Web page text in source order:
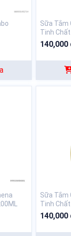
Sữa Tắm
Tinh
1200ml
140,000
Sữa Tắm
Tinh
140,000